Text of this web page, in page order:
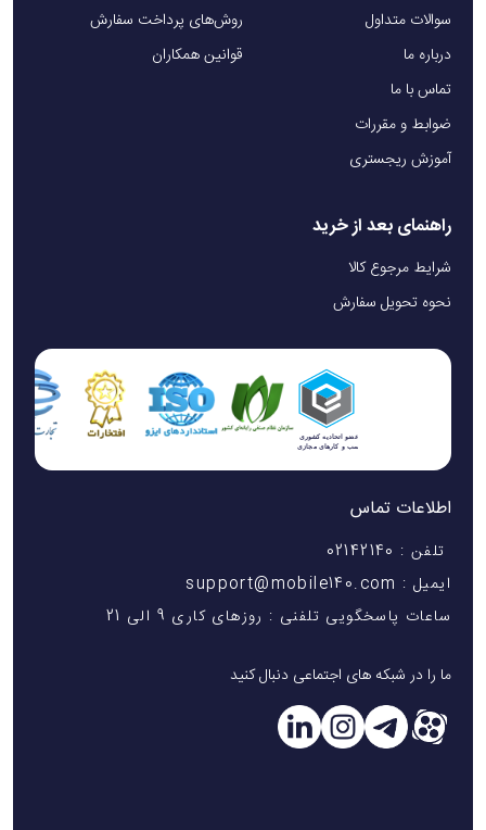
سوالات متداول
درباره ما
تماس با ما
ضوابط و مقررات
آموزش ریجستری
روش‌های پرداخت سفارش
قوانین همکاران
راهنمای بعد از خرید
شرایط مرجوع کالا
نحوه تحویل سفارش
اطلاعات تماس
تلفن : 02142140
ایمیل : support@mobile140.com
ساعات پاسخگویی تلفنی : روزهای کاری 9 الی 21
ما را در شبکه های اجتماعی دنبال کنید